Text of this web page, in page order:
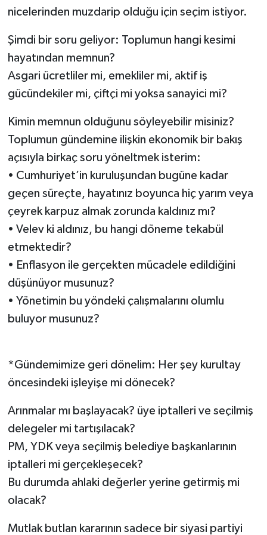
nicelerinden muzdarip olduğu için seçim istiyor.
Şimdi bir soru geliyor: Toplumun hangi kesimi
hayatından memnun?
Asgari ücretliler mi, emekliler mi, aktif iş
gücündekiler mi, çiftçi mi yoksa sanayici mi?
Kimin memnun olduğunu söyleyebilir misiniz?
Toplumun gündemine ilişkin ekonomik bir bakış
açısıyla birkaç soru yöneltmek isterim:
• Cumhuriyet’in kuruluşundan bugüne kadar
geçen süreçte, hayatınız boyunca hiç yarım veya
çeyrek karpuz almak zorunda kaldınız mı?
• Velev ki aldınız, bu hangi döneme tekabül
etmektedir?
• Enflasyon ile gerçekten mücadele edildiğini
düşünüyor musunuz?
• Yönetimin bu yöndeki çalışmalarını olumlu
buluyor musunuz?
*Gündemimize geri dönelim: Her şey kurultay
öncesindeki işleyişe mi dönecek?
Arınmalar mı başlayacak? üye iptalleri ve seçilmiş
delegeler mi tartışılacak?
PM, YDK veya seçilmiş belediye başkanlarının
iptalleri mi gerçekleşecek?
Bu durumda ahlaki değerler yerine getirmiş mi
olacak?
Mutlak butlan kararının sadece bir siyasi partiyi